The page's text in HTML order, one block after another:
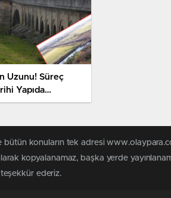
Uzunu! Süreç
Yapıda
bütün konuların tek adresi
kopyalanamaz, başka yerde
ederiz.